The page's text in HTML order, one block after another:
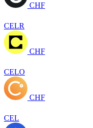
CHF
CELR
CHF
CELO
CHF
CEL